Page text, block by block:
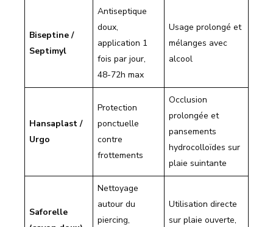
Biseptine /
Septimyl
Antiseptique
doux,
application 1
fois par jour,
48-72h max
Usage prolongé et
mélanges avec
alcool
Hansaplast /
Urgo
Protection
ponctuelle
contre
frottements
Occlusion
prolongée et
pansements
hydrocolloïdes sur
plaie suintante
Saforelle
Nettoyage
autour du
piercing,
Utilisation directe
sur plaie ouverte,